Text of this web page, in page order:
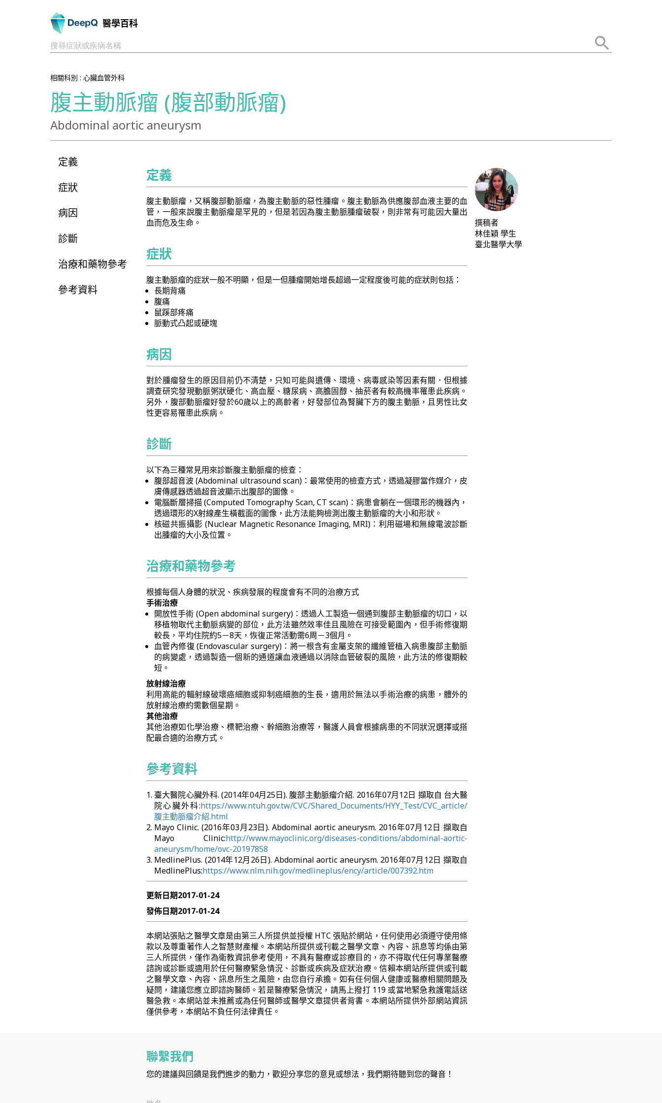
醫學百科
搜尋症狀或疾病名稱
相關科別 : 心臟血管外科
腹主動脈瘤 (腹部動脈瘤)
Abdominal aortic aneurysm
定義
症狀
病因
診斷
治療和藥物參考
參考資料
定義
腹主動脈瘤，又稱腹部動脈瘤，為腹主動脈的惡性腫瘤。腹主動脈為供應腹部血液主要的血
管，一般來說腹主動脈瘤是罕見的，但是若因為腹主動脈腫瘤破裂，則非常有可能因大量出
血而危及生命。
症狀
腹主動脈瘤的症狀一般不明顯，但是一但腫瘤開始增長超過一定程度後可能的症狀則包括：
長期背痛
腹痛
鼠蹊部疼痛
脈動式凸起或硬塊
病因
對於腫瘤發生的原因目前仍不清楚，只知可能與遺傳、環境、病毒感染等因素有關．但根據
調查研究發現動脈粥狀硬化、高血壓、糖尿病、高膽固醇、抽菸者有較高機率罹患此疾病。
另外，腹部動脈瘤好發於60歲以上的高齡者，好發部位為腎臟下方的腹主動脈，且男性比女
性更容易罹患此疾病。
診斷
以下為三種常見用來診斷腹主動脈瘤的檢查：
腹部超音波 (Abdominal ultrasound scan)：最常使用的檢查方式，透過凝膠當作媒介，皮
膚傳感器透過超音波顯示出腹部的圖像。
電腦斷層掃描 (Computed Tomography Scan, CT scan)：病患會躺在一個環形的機器內，
透過環形的X射線產生橫截面的圖像，此方法能夠檢測出腹主動脈瘤的大小和形狀。
核磁共振攝影 (Nuclear Magnetic Resonance Imaging, MRI)：利用磁場和無線電波診斷
出腫瘤的大小及位置。
治療和藥物參考
根據每個人身體的狀況、疾病發展的程度會有不同的治療方式
手術治療
開放性手術 (Open abdominal surgery)：透過人工製造一個通到腹部主動脈瘤的切口，以
移植物取代主動脈病變的部位，此方法雖然效率佳且風險在可接受範圍內，但手術修復期
較長，平均住院約5－8天，恢復正常活動需6周－3個月。
血管內修復 (Endovascular surgery)：將一根含有金屬支架的纖維管植入病患腹部主動脈
的病變處，透過製造一個新的通道讓血液通過以消除血管破裂的風險，此方法的修復期較
短。
放射線治療
利用高能的輻射線破壞癌細胞或抑制癌細胞的生長，適用於無法以手術治療的病患，體外的
放射線治療約需數個星期。
其他治療
其他治療如化學治療、標靶治療、幹細胞治療等，醫護人員會根據病患的不同狀況選擇或搭
配最合適的治療方式。
參考資料
臺大醫院心臟外科. (2014年04月25日). 腹部主動脈瘤介紹. 2016年07月12日 擷取自 台大醫
院心臟外科:https://www.ntuh.gov.tw/CVC/Shared_Documents/HYY_Test/CVC_article/
腹主動脈瘤介紹.html
Mayo Clinic. (2016年03月23日). Abdominal aortic aneurysm. 2016年07月12日 擷取自
Mayo Clinic:http://www.mayoclinic.org/diseases-conditions/abdominal-aortic-
aneurysm/home/ovc-20197858
MedlinePlus. (2014年12月26日). Abdominal aortic aneurysm. 2016年07月12日 擷取自
MedlinePlus:https://www.nlm.nih.gov/medlineplus/ency/article/007392.htm
更新日期2017-01-24
發佈日期2017-01-24
本網站張貼之醫學文章是由第三人所提供並授權 HTC 張貼於網站，任何使用必須遵守使用條
款以及尊重著作人之智慧財產權。本網站所提供或刊載之醫學文章、內容、訊息等均係由第
三人所提供，僅作為衛教資訊參考使用，不具有醫療或診療目的，亦不得取代任何專業醫療
諮詢或診斷或適用於任何醫療緊急情況、診斷或疾病及症狀治療。信賴本網站所提供或刊載
之醫學文章、內容、訊息所生之風險，由您自行承擔。如有任何個人健康或醫療相關問題及
疑問，建議您應立即諮詢醫師。若是醫療緊急情況，請馬上撥打 119 或當地緊急救護電話送
醫急救。本網站並未推薦或為任何醫師或醫學文章提供者背書。本網站所提供外部網站資訊
僅供參考，本網站不負任何法律責任。
撰稿者
林佳穎 學生
臺北醫學大學
聯繫我們
您的建議與回饋是我們進步的動力，歡迎分享您的意見或想法，我們期待聽到您的聲音！